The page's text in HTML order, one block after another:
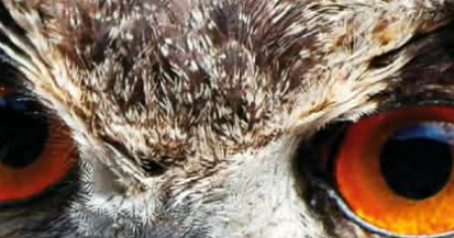
Aktuelles
Erfolge
Alle News
Kids
Newsletter­anmeldung
Report
ein Thema Spenden für eine Region
Südostasien
Afrika
Lateinamerika